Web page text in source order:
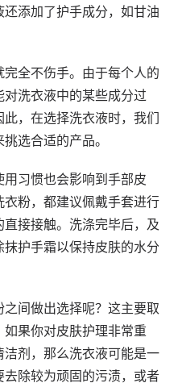
添加了护手成分，如甘油
全不伤手。由于每个人的
洗衣液中的某些成分过
，在选择洗衣液时，我们
选合适的产品。
习惯也会影响到手部皮
粉，都建议佩戴手套进行
接接触。洗涤完毕后，及
护手霜以保持皮肤的水分
间做出选择呢？这主要取
果你对皮肤护理非常重
剂，那么洗衣液可能是一
除较为顽固的污渍，或者